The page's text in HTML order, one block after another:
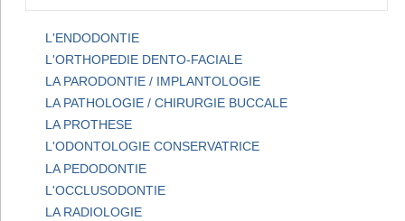
L'ENDODONTIE
L'ORTHOPEDIE DENTO-FACIALE
LA PARODONTIE / IMPLANTOLOGIE
LA PATHOLOGIE / CHIRURGIE BUCCALE
LA PROTHESE
L'ODONTOLOGIE CONSERVATRICE
LA PEDODONTIE
L'OCCLUSODONTIE
LA RADIOLOGIE